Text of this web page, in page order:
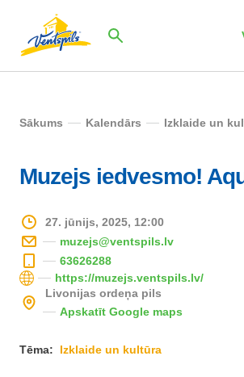
Sākums Kalendārs Izklaide un
Muzejs iedvesmo!
27. jūnijs, 2025, 12:00
muzejs@ventspils.lv
63626288
https://muzejs.ventspils.lv/
Livonijas ordeņa pils
Apskatīt Google maps
Tēma: Izklaide un kultūra